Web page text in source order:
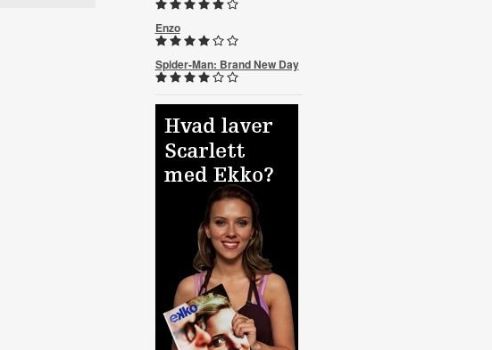
Enzo
Spider-Man: Brand New Day